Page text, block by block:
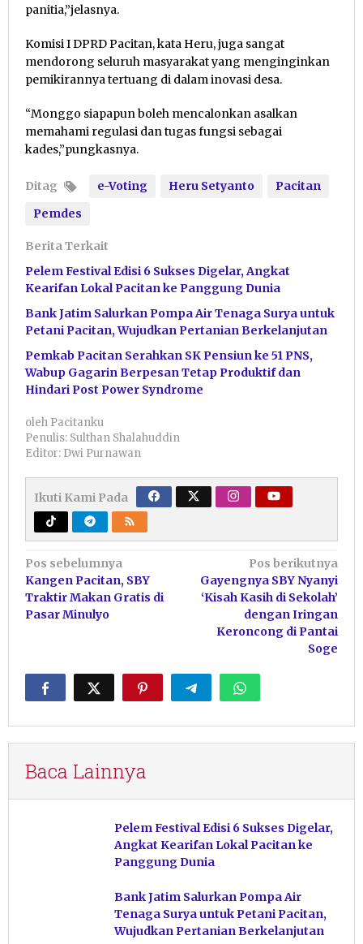
panitia,”jelasnya.
Komisi I DPRD Pacitan, kata Heru, juga sangat
mendorong seluruh masyarakat yang menginginkan
pemikirannya tertuang di dalam inovasi desa.
“Monggo siapapun boleh mencalonkan asalkan
memahami regulasi dan tugas fungsi sebagai
kades,”pungkasnya.
Ditag e-Voting Heru Setyanto
Pacitan
Pemdes
Berita Terkait
Pelem Festival Edisi 6 Sukses Digelar, Angkat
Kearifan Lokal Pacitan ke Panggung Dunia
Bank Jatim Salurkan Pompa Air Tenaga Surya untuk
Petani Pacitan, Wujudkan Pertanian Berkelanjutan
Pemkab Pacitan Serahkan SK Pensiun ke 51 PNS,
Wabup Gagarin Berpesan Tetap Produktif dan
Hindari Post Power Syndrome
oleh Pacitanku
Penulis: Sulthan Shalahuddin
Editor: Dwi Purnawan
Ikuti Kami Pada
Navigasi
pos
Pos sebelumnya
Kangen Pacitan, SBY
Traktir Makan Gratis di
Pasar Minulyo
Pos berikutnya
Gayengnya SBY Nyanyi
‘Kisah Kasih di Sekolah’
dengan Iringan
Keroncong di Pantai
Soge
Baca Lainnya
Pelem Festival Edisi 6 Sukses Digelar,
Angkat Kearifan Lokal Pacitan ke
Panggung Dunia
Bank Jatim Salurkan Pompa Air
Tenaga Surya untuk Petani Pacitan,
Wujudkan Pertanian Berkelanjutan